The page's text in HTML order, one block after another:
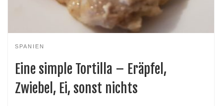
SPANIEN
Eine simple Tortilla – Eräpfel,
Zwiebel, Ei, sonst nichts